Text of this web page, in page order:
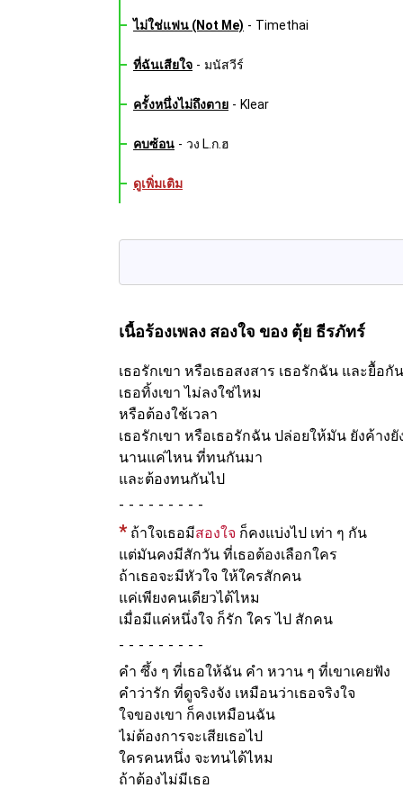
ไม่ใช่แฟน (Not Me) - Timethai
ที่ฉันเสียใจ - มนัสวีร์
ครั้งหนึ่งไม่ถึงตาย - Klear
คบซ้อน - วง L.ก.ฮ
ดูเพิ่มเติม
เนื้อร้องเพลง สองใจ ของ ตุ้ย ธีรภัทร์
เธอรักเขา หรือเธอสงสาร เธอรักฉัน และยื้อกั
เธอทิ้งเขา ไม่ลงใช่ไหม
หรือต้องใช้เวลา
เธอรักเขา หรือเธอรักฉัน ปล่อยให้มัน ยังค้างยั
นานแค่ไหน ที่ทนกันมา
และต้องทนกันไป
-
* ถ้าใจเธอมีสองใจ ก็คงแบ่งไป เท่า ๆ กัน
แต่มันคงมีสักวัน ที่เธอต้องเลือกใคร
ถ้าเธอจะมีหัวใจ ให้ใครสักคน
แค่เพียงคนเดียวได้ไหม
เมื่อมีแค่หนึ่งใจ ก็รัก ใคร ไป สักคน
-
คำ ซึ้ง ๆ ที่เธอให้ฉัน คำ หวาน ๆ ที่เขาเคยฟัง
คำว่ารัก ที่ดูจริงจัง เหมือนว่าเธอจริงใจ
ใจของเขา ก็คงเหมือนฉัน
ไม่ต้องการจะเสียเธอไป
ใครคนหนึ่ง จะทนได้ไหม
ถ้าต้องไม่มีเธอ